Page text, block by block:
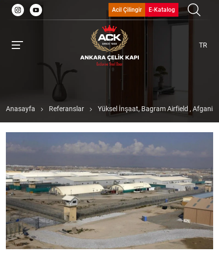
Acil Çilingir E-Katalog
TR
Anasayfa Referanslar Yüksel İnşaat, Bagram Airfield ,